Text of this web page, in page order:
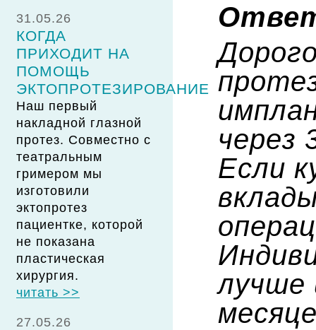
31.05.26
КОГДА
ПРИХОДИТ НА
ПОМОЩЬ
ЭКТОПРОТЕЗИРОВАНИЕ
Наш первый
накладной глазной
протез. Совместно с
театральным
гримером мы
изготовили
эктопротез
пациентке, которой
не показана
пластическая
хирургия.
читать >>
27.05.26
через
Если
лучше